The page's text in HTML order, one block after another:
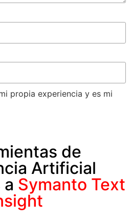
propia experiencia y es mi
de
Artificial
Symanto Text